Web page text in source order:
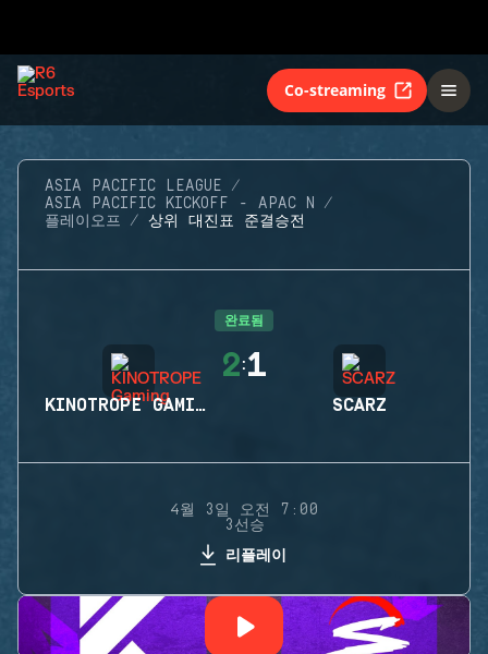
Co-streaming
ASIA PACIFIC LEAGUE
ASIA PACIFIC KICKOFF - APAC N
플레이오프
상위 대진표 준결승전
완료됨
KINOTROPE GAMING
2:1
SCARZ
4월 3일 오전 7:00
3선승
리플레이